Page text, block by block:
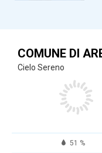
COMUNE DI
Cielo Sereno
51 %